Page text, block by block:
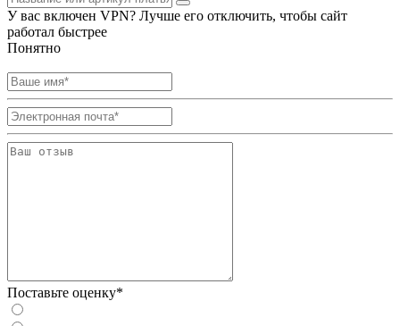
У вас включен VPN? Лучше его отключить, чтобы сайт
работал быстрее
Понятно
Поставьте оценку*